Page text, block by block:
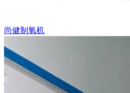
尚健制氧机